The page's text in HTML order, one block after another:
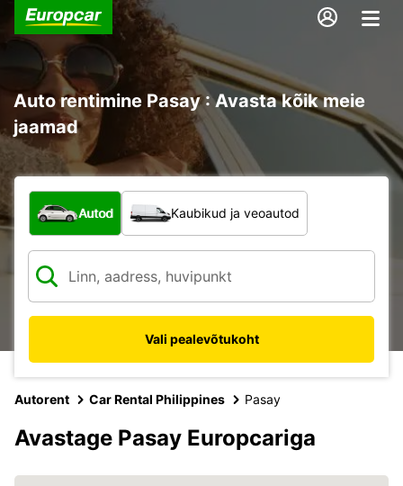
Auto rentimine Pasay : Avasta kõik meie
jaamad
Mis tüüpi sõiduk?
Autod Kaubikud ja veoautod
Vali pealevõtukoht
Autorent Car Rental Philippines Pasay
Avastage Pasay Europcariga